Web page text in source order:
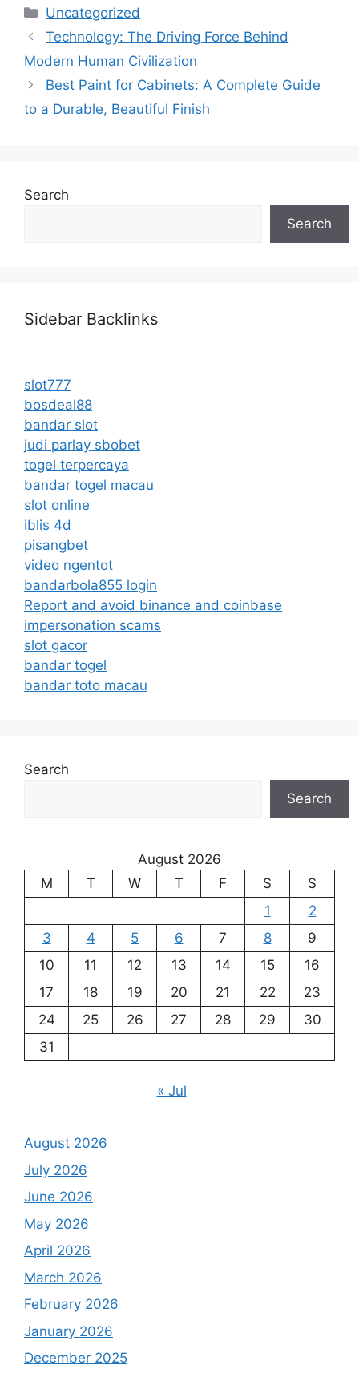
Categories
Uncategorized
Technology: The Driving Force Behind
Modern Human Civilization
Best Paint for Cabinets: A Complete Guide
to a Durable, Beautiful Finish
Search
Search
Sidebar Backlinks
slot777
bosdeal88
bandar slot
judi parlay sbobet
togel terpercaya
bandar togel macau
slot online
iblis 4d
pisangbet
video ngentot
bandarbola855 login
Report and avoid binance and coinbase
impersonation scams
slot gacor
bandar togel
bandar toto macau
Search
Search
August 2026
M
T W T F S
S
1
2
3
4 5 6 7 8
9
10
11 12 13 14 15
16
17
18 19 20 21 22
23
24
25 26 27 28 29
30
31
« Jul
August 2026
July 2026
June 2026
May 2026
April 2026
March 2026
February 2026
January 2026
December 2025